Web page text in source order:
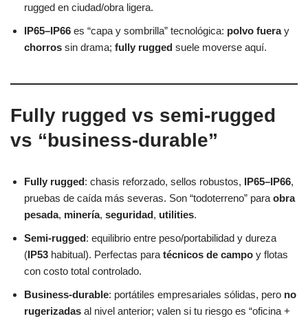
rugged en ciudad/obra ligera.
IP65–IP66 es “capa y sombrilla” tecnológica: polvo fueray
chorros sin drama; fully rugged suele moverse aquí.
Fully rugged vs semi-rugged
vs “business-durable”
Fully rugged: chasis reforzado, sellos robustos, IP65–IP66,
pruebas de caída más severas. Son “todoterreno” para obra
pesada, minería, seguridad, utilities.
Semi-rugged: equilibrio entre peso/portabilidad y dureza
(IP53 habitual). Perfectas para técnicos de campo y flotas
con costo total controlado.
Business-durable: portátiles empresariales sólidas, pero no
rugerizadas al nivel anterior; valen si tu riesgo es “oficina +